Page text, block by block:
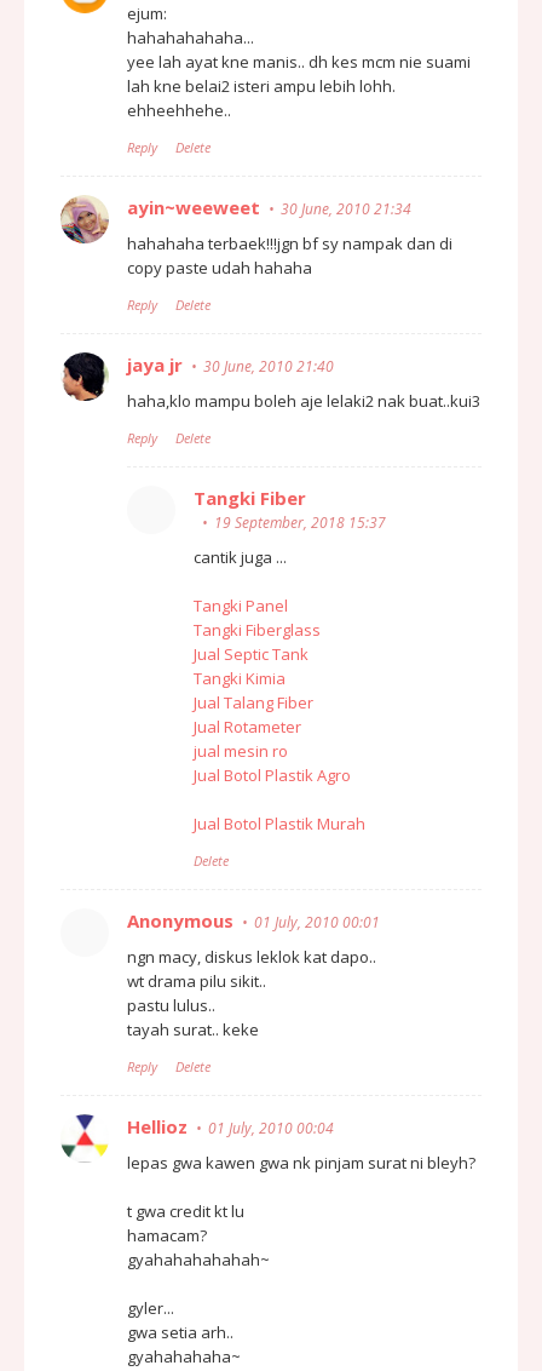
ejum:
hahahahahaha...
yee lah ayat kne manis.. dh kes mcm nie suami
lah kne belai2 isteri ampu lebih lohh.
ehheehhehe..
Reply Delete
ayin~weeweet 30 June, 2010 21:34
hahahaha terbaek!!!jgn bf sy nampak dan di
copy paste udah hahaha
Reply Delete
jaya jr 30 June, 2010 21:40
haha,klo mampu boleh aje lelaki2 nak buat..kui3
Reply Delete
Tangki Fiber
19 September, 2018 15:37
cantik juga ...
Tangki Panel
Tangki Fiberglass
Jual Septic Tank
Tangki Kimia
Jual Talang Fiber
Jual Rotameter
jual mesin ro
Jual Botol Plastik Agro
Jual Botol Plastik Murah
Delete
Anonymous 01 July, 2010 00:01
ngn macy, diskus leklok kat dapo..
wt drama pilu sikit..
pastu lulus..
tayah surat.. keke
Reply Delete
Hellioz 01 July, 2010 00:04
lepas gwa kawen gwa nk pinjam surat ni bleyh?
t gwa credit kt lu
hamacam?
gyahahahahahah~
gyler...
gwa setia arh..
gyahahahaha~